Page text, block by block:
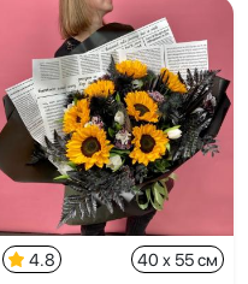
4.8 40 x 55 см